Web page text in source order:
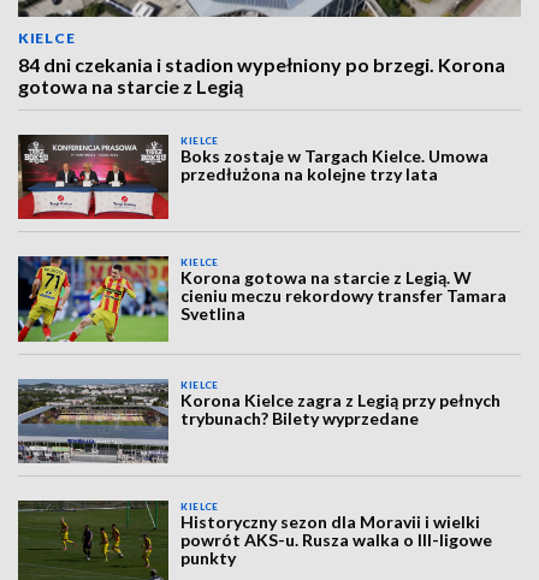
KIELCE
84 dni czekania i stadion wypełniony po brzegi. Korona
gotowa na starcie z Legią
KIELCE
Boks zostaje w Targach Kielce. Umowa
przedłużona na kolejne trzy lata
KIELCE
Korona gotowa na starcie z Legią. W
cieniu meczu rekordowy transfer Tamara
Svetlina
KIELCE
Korona Kielce zagra z Legią przy pełnych
trybunach? Bilety wyprzedane
KIELCE
Historyczny sezon dla Moravii i wielki
powrót AKS-u. Rusza walka o III-ligowe
punkty